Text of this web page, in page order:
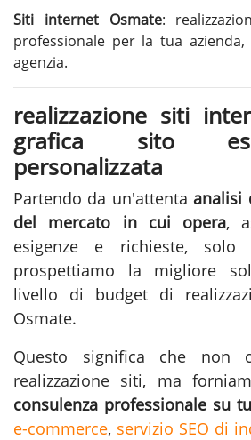
Siti internet Osmate:
professionale per la tua
agenzia.
realizzazione siti
grafica sito
personalizzata
Partendo da un'attentaanalisi
del mercato in cui opera,
esigenze e richieste,
prospettiamo la migliore
livello di budget di
Osmate.
Questo significa che non
realizzazione siti, ma
consulenza professionale su
e-commerce, servizio SEO di